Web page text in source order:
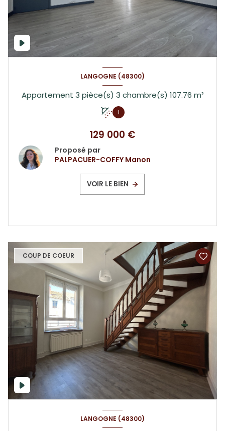
LANGOGNE (48300)
Appartement 3 pièce(s) 3 chambre(s) 107.76 m²
1
129 000 €
Proposé par
PALPACUER-COFFY Manon
VOIR LE BIEN
COUP DE COEUR
LANGOGNE (48300)